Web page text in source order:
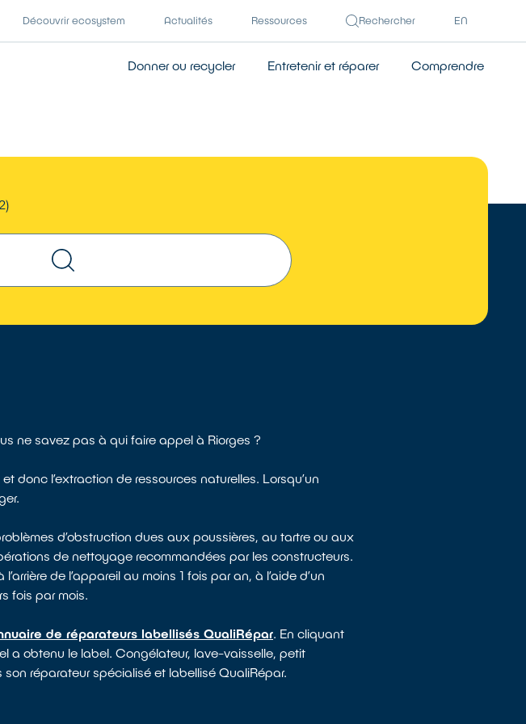
Découvrir ecosystem Actualités Ressources Rechercher EN
Donner ou recycler Entretenir et réparer Comprendre
ne savez pas à qui faire appel à Riorges ?
donc l’extraction de ressources naturelles. Lorsqu’un
d’obstruction dues aux poussières, au tartre ou aux
de nettoyage recommandées par les constructeurs.
de l’appareil au moins 1 fois par an, à l’aide d’un
fois par mois.
de réparateurs labellisés QualiRépar. En cliquant
a obtenu le label. Congélateur, lave-vaisselle, petit
réparateur spécialisé et labellisé QualiRépar.